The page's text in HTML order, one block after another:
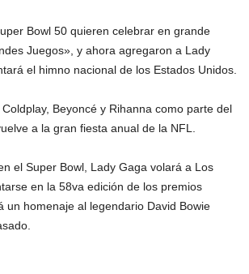
Bowl 50 quieren celebrar en grande
Juegos», y ahora agregaron a Lady
el himno nacional de los Estados Unidos.
Beyoncé y Rihanna como parte del
a la gran fiesta anual de la NFL.
el Super Bowl, Lady Gaga volará a Los
en la 58va edición de los premios
un homenaje al legendario David Bowie